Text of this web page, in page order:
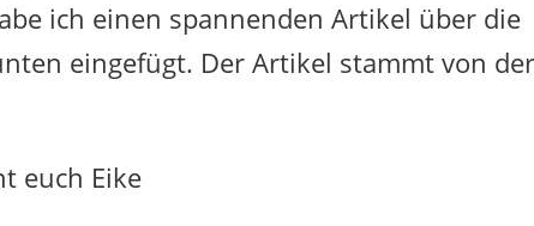
ich einen spannenden Artikel über die
eingefügt. Der Artikel stammt von
euch Eike